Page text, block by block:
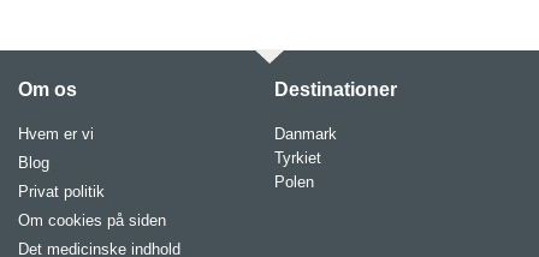
Om os
Hvem er vi
Blog
Privat politik
Om cookies på siden
Det medicinske indhold
Destinationer
Danmark
Tyrkiet
Polen